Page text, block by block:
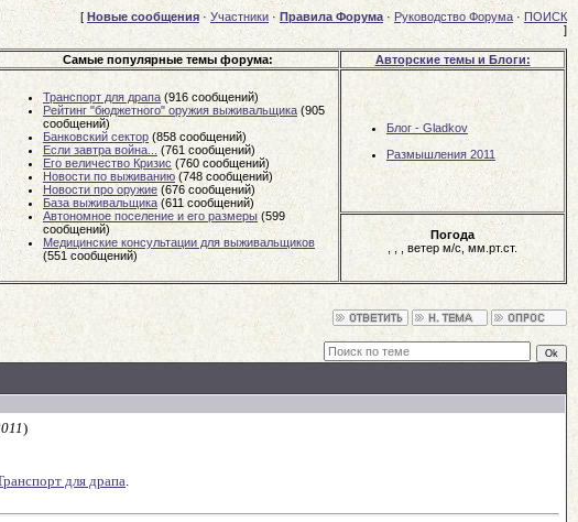
[ Новые сообщения · Участники · Правила Форума · Руководство Форума · ПОИСК
]
Самые популярные темы форума: Авторские темы и Блоги:
Транспорт для драпа (916 сообщений)
Рейтинг "бюджетного" оружия выживальщика (905
сообщений)
Банковский сектор (858 сообщений)
Если завтра война...
(761 сообщений)
Его величество Кризис (760 сообщений)
Новости по выживанию (748 сообщений)
Новости про оружие (676 сообщений)
База выживальщика (611 сообщений)
Автономное поселение и его размеры (599
сообщений)
Медицинские консультации для выживальщиков
(551 сообщений)
Блог - Gladkov
Размышления 2011
Погода
, ветер м/с, мм.рт.ст.
)
для драпа